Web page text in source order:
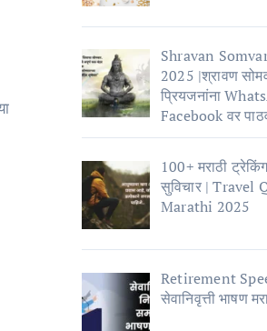
Shravan
2025 |श्रावण
प्रियजनांना
Facebook वर
100+ मराठी
सुविचार | Travel
Marathi 2025
Retirement
सेवानिवृत्ती भाषण